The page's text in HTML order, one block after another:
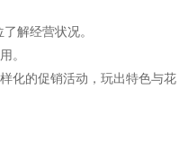
解经营状况。
。
化的促销活动，玩出特色与花